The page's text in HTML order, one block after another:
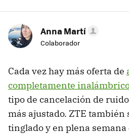
Anna Martí
Colaborador
Cada vez hay más oferta de
completamente
tipo de cancelación de
más ajustado. ZTE también
tinglado y en plena semana